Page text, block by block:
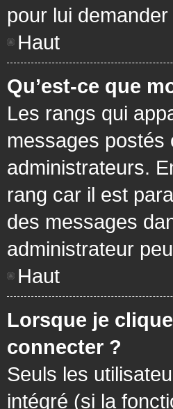
pour lui
Haut
Qu’est-ce que
Les rangs qui
messages postés
administrateurs.
rang car il est
des messages
administrateur
Haut
Lorsque je
connecter ?
Seuls les
intégré (si la